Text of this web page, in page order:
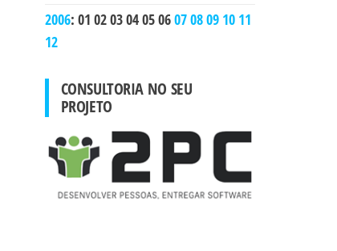
2006: 01 0203040506070809 10 11
12
CONSULTORIA NO SEU
PROJETO